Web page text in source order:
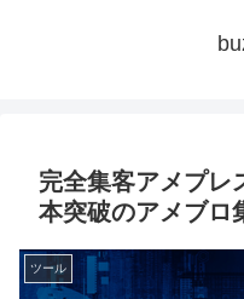
完全集客アメプレ
本突破のアメブロ
ツール